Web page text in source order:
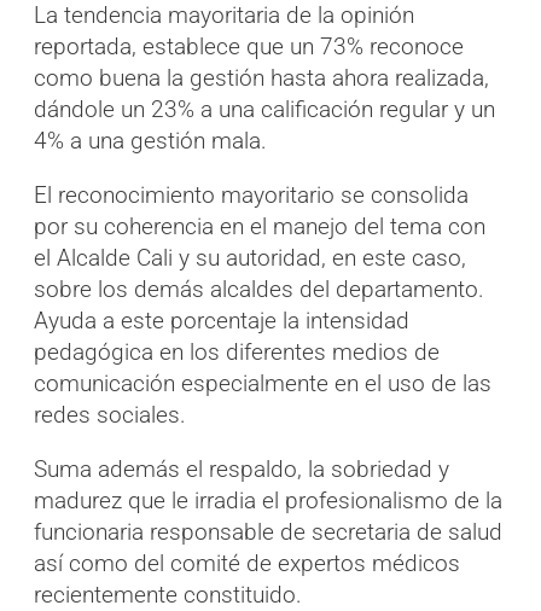
La tendencia mayoritaria de la opinión
reportada, establece que un 73% reconoce
como buena la gestión hasta ahora realizada,
dándole un 23% a una calificación regular y un
4% a una gestión mala.
El reconocimiento mayoritario se consolida
por su coherencia en el manejo del tema con
el Alcalde Cali y su autoridad, en este caso,
sobre los demás alcaldes del departamento.
Ayuda a este porcentaje la intensidad
pedagógica en los diferentes medios de
comunicación especialmente en el uso de las
redes sociales.
Suma además el respaldo, la sobriedad y
madurez que le irradia el profesionalismo de la
funcionaria responsable de secretaria de salud
así como del comité de expertos médicos
recientemente constituido.